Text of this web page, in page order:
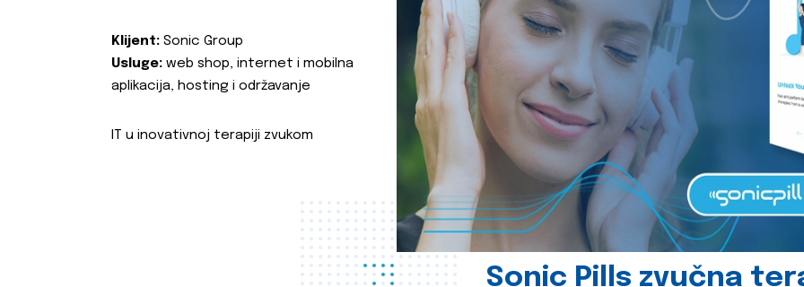
Sonic Pills zvučna
Klijent: Sonic Group
Usluge: web shop, internet i mobilna
aplikacija, hosting i održavanje
IT u inovativnoj terapiji zvukom